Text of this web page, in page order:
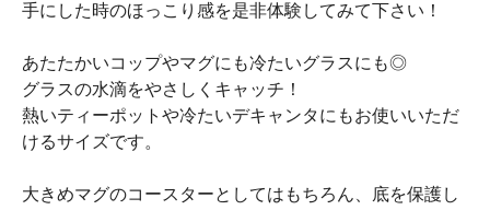
手にした時のほっこり感を是非体験してみて下さい！
あたたかいコップやマグにも冷たいグラスにも◎
グラスの水滴をやさしくキャッチ！
熱いティーポットや冷たいデキャンタにもお使いいただ
けるサイズです。
大きめマグのコースターとしてはもちろん、底を保護し